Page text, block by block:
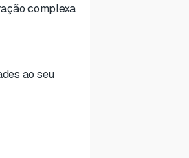
complexa
ao seu